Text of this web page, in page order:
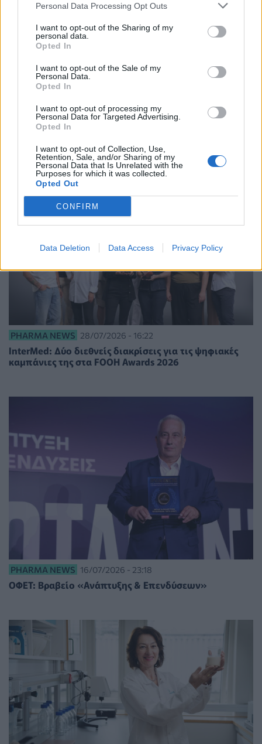
Personal Data Processing Opt Outs
I want to opt-out of the Sharing of my
personal data.
Opted In
I want to opt-out of the Sale of my
Personal Data.
Opted In
I want to opt-out of processing my
Personal Data for Targeted Advertising.
Opted In
I want to opt-out of Collection, Use,
Retention, Sale, and/or Sharing of my
Personal Data that Is Unrelated with the
Purposes for which it was collected.
Opted Out
CONFIRM
Data Deletion Data Access Privacy Policy
Η ELPEN συμμετείχε στις «ημέρες
καριέρας» στην Τεχνόπολη του
Δήμου Αθηναίων
ΣΧΕΤΙΚΑ ΑΡΘΡΑ
PHARMA NEWS 28/07/2026 - 16:22
InterMed: Δύο διεθνείς διακρίσεις για τις ψηφιακές
καμπάνιες της στα FOOH Awards 2026
PHARMA NEWS 16/07/2026 - 23:18
ΟΦΕΤ: Βραβείο «Ανάπτυξης & Επενδύσεων»